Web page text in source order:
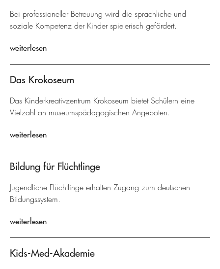
Bei professioneller Betreuung wird die sprachliche und
soziale Kompetenz der Kinder spielerisch gefördert.
weiterlesen
Das Krokoseum
Das Kinderkreativzentrum Krokoseum bietet Schülern eine
Vielzahl an museumspädagogischen Angeboten.
weiterlesen
Bildung für Flüchtlinge
Jugendliche Flüchtlinge erhalten Zugang zum deutschen
Bildungssystem.
weiterlesen
Kids-Med-Akademie